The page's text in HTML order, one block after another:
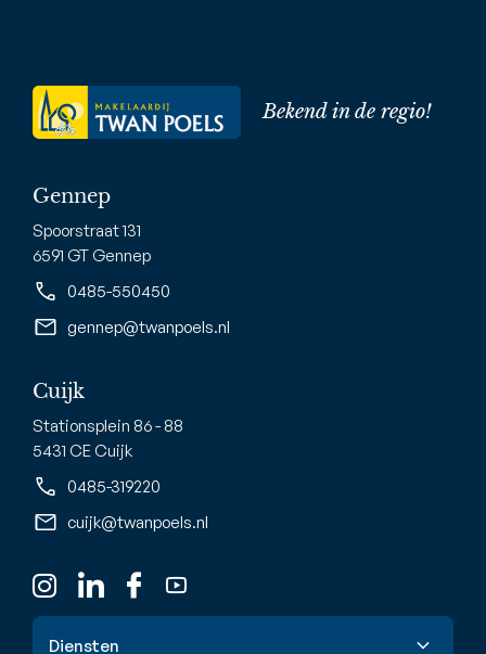
Bekend in de regio!
Gennep
Spoorstraat 131
6591 GT Gennep
0485-550450
gennep@twanpoels.nl
Cuijk
Stationsplein 86 - 88
5431 CE Cuijk
0485-319220
cuijk@twanpoels.nl
Diensten